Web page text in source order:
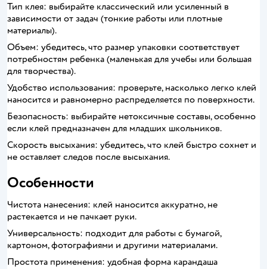
Тип клея: выбирайте классический или усиленный в
зависимости от задач (тонкие работы или плотные
материалы).
Объем: убедитесь, что размер упаковки соответствует
потребностям ребенка (маленькая для учебы или большая
для творчества).
Удобство использования: проверьте, насколько легко клей
наносится и равномерно распределяется по поверхности.
Безопасность: выбирайте нетоксичные составы, особенно
если клей предназначен для младших школьников.
Скорость высыхания: убедитесь, что клей быстро сохнет и
не оставляет следов после высыхания.
Особенности
Чистота нанесения: клей наносится аккуратно, не
растекается и не пачкает руки.
Универсальность: подходит для работы с бумагой,
картоном, фотографиями и другими материалами.
Простота применения: удобная форма карандаша